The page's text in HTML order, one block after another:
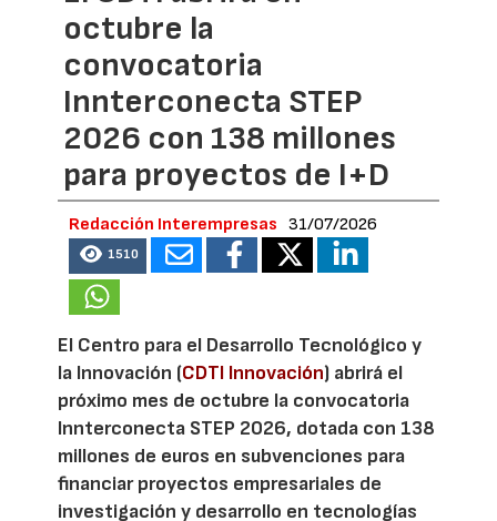
octubre la
convocatoria
Innterconecta STEP
2026 con 138 millones
para proyectos de I+D
Redacción Interempresas 31/07/2026
1510
El Centro para el Desarrollo Tecnológico y
la Innovación (CDTI Innovación) abrirá el
próximo mes de octubre la convocatoria
Innterconecta STEP 2026, dotada con 138
millones de euros en subvenciones para
financiar proyectos empresariales de
investigación y desarrollo en tecnologías